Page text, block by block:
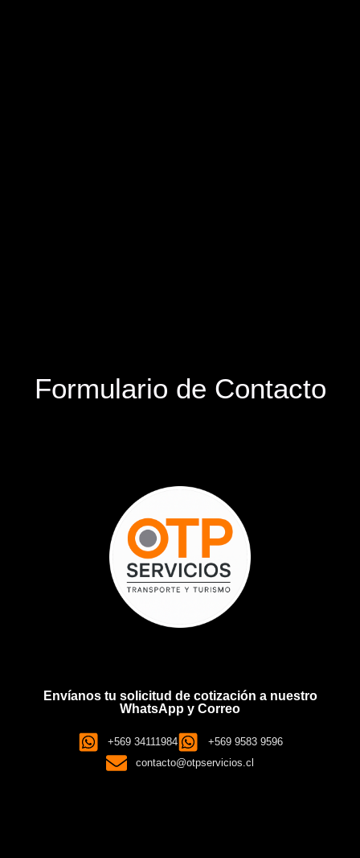
Formulario de Contacto
Envíanos tu solicitud de cotización a nuestro
WhatsApp y Correo
+569 34111984
+569 9583 9596
contacto@otpservicios.cl